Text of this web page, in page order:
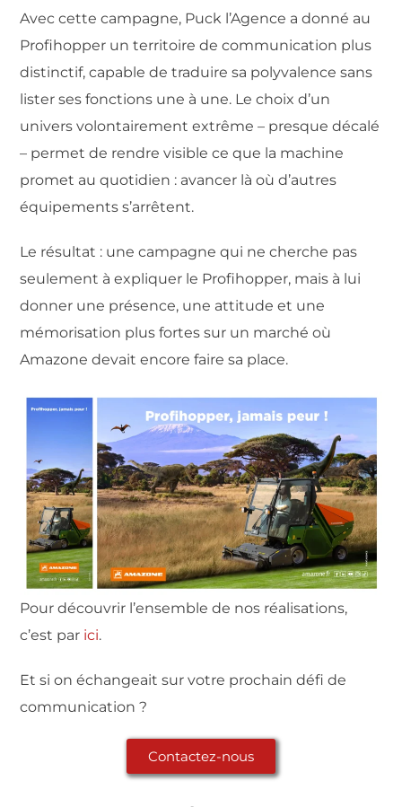
Avec cette campagne, Puck l’Agence a donné au
Profihopper un territoire de communication plus
distinctif, capable de traduire sa polyvalence sans
lister ses fonctions une à une. Le choix d’un
univers volontairement extrême – presque décalé
– permet de rendre visible ce que la machine
promet au quotidien : avancer là où d’autres
équipements s’arrêtent.
Le résultat : une campagne qui ne cherche pas
seulement à expliquer le Profihopper, mais à lui
donner une présence, une attitude et une
mémorisation plus fortes sur un marché où
Amazone devait encore faire sa place.
Pour découvrir l’ensemble de nos réalisations,
c’est par ici.
Et si on échangeait sur votre prochain défi de
communication ?
Contactez-nous